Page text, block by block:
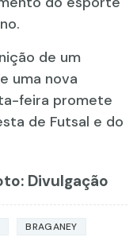
de um
uma nova
feira promete
de Futsal e do
Divulgação
BRAGANEY